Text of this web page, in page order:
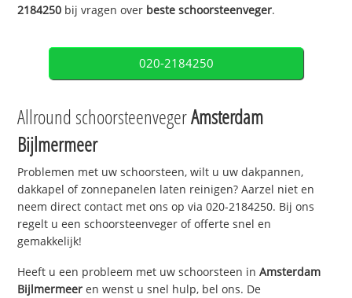
2184250 bij vragen over beste schoorsteenveger.
020-2184250
Allround schoorsteenvegerAmsterdam
Bijlmermeer
Problemen met uw schoorsteen, wilt u uw dakpannen,
dakkapel of zonnepanelen laten reinigen? Aarzel niet en
neem direct contact met ons op via 020-2184250. Bij ons
regelt u een schoorsteenveger of offerte snel en
gemakkelijk!
Heeft u een probleem met uw schoorsteen inAmsterdam
Bijlmermeer en wenst u snel hulp, bel ons. De